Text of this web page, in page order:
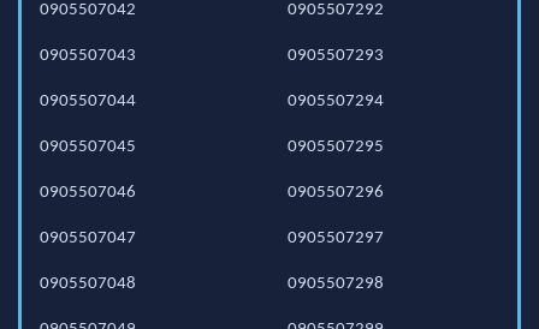
0905507042
0905507043
0905507044
0905507045
0905507046
0905507047
0905507048
0905507292
0905507293
0905507294
0905507295
0905507296
0905507297
0905507298